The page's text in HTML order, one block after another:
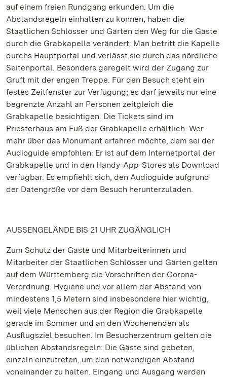
auf einem freien Rundgang erkunden. Um die
Abstandsregeln einhalten zu können, haben die
Staatlichen Schlösser und Gärten den Weg für die Gäste
durch die Grabkapelle verändert: Man betritt die Kapelle
durchs Hauptportal und verlässt sie durch das nördliche
Seitenportal. Besonders geregelt wird der Zugang zur
Gruft mit der engen Treppe. Für den Besuch steht ein
festes Zeitfenster zur Verfügung; es darf jeweils nur eine
begrenzte Anzahl an Personen zeitgleich die
Grabkapelle besichtigen. Die Tickets sind im
Priesterhaus am Fuß der Grabkapelle erhältlich. Wer
mehr über das Monument erfahren möchte, dem sei der
Audioguide empfohlen: Er ist auf dem Internetportal der
Grabkapelle und in den Handy-App-Stores als Download
verfügbar. Es empfiehlt sich, den Audioguide aufgrund
der Datengröße vor dem Besuch herunterzuladen.
AUSSENGELÄNDE BIS 21 UHR ZUGÄNGLICH
Zum Schutz der Gäste und Mitarbeiterinnen und
Mitarbeiter der Staatlichen Schlösser und Gärten gelten
auf dem Württemberg die Vorschriften der Corona-
Verordnung: Hygiene und vor allem der Abstand von
mindestens 1,5 Metern sind insbesondere hier wichtig,
weil viele Menschen aus der Region die Grabkapelle
gerade im Sommer und an den Wochenenden als
Ausflugsziel besuchen. Im Besucherzentrum gelten die
üblichen Abstandsregeln: Die Gäste sind gebeten,
einzeln einzutreten, um den notwendigen Abstand
voneinander zu halten. Eingang und Ausgang werden